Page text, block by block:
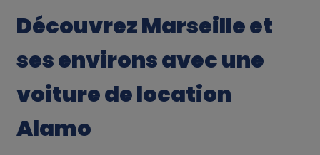
Découvrez Marseille et
ses environs avec une
voiture de location
Alamo